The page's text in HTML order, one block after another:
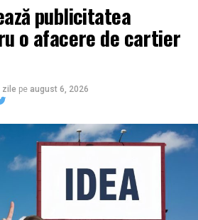
publicitatea
o afacere de cartier
zile pe august 6, 2026